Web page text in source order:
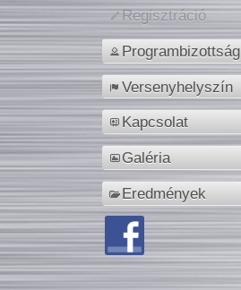
Regisztráció
Programbizottság
Versenyhelyszín
Kapcsolat
Galéria
Eredmények